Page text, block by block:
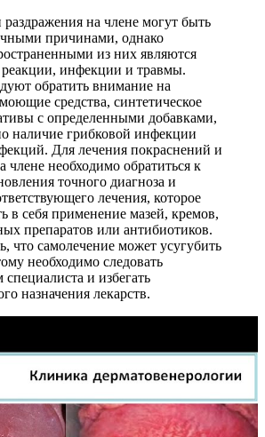
на члене могут быть
причинами, однако
из них являются
реакции, инфекции и травмы.
обратить внимание на
средства, синтетическое
с определенными добавками,
наличие грибковой инфекции
Для лечения покраснений и
члене необходимо обратиться к
точного диагноза и
лечения, которое
в себя применение мазей, кремов,
препаратов или антибиотиков.
что самолечение может усугубить
необходимо следовать
и избегать
назначения лекарств.